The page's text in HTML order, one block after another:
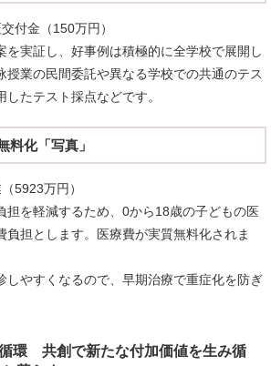
付金（150万円）
実証し、好事例は積極的に全学校で展開し
授業の民間委託や異なる学校での共通のテス
したテスト採点などです。
料化「写真」
5923万円）
を軽減するため、0から18歳の子どもの医
負担とします。医療費が実質無料化されま
しやすくなるので、早期治療で重症化を防ぎ
環 共創で新たな付加価値を生み循